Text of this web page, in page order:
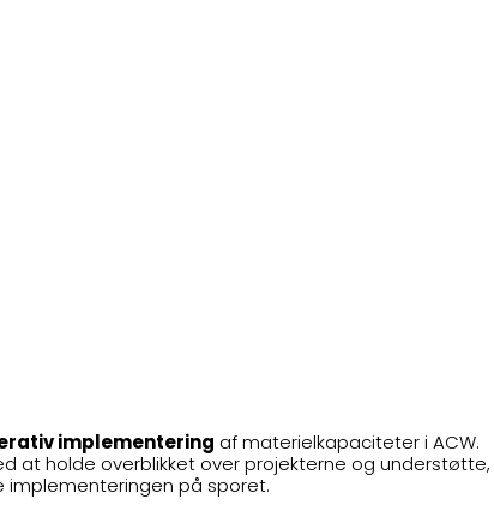
implementering af materielkapaciteter i ACW.
at holde overblikket over projekterne og understøtte,
implementeringen på sporet.